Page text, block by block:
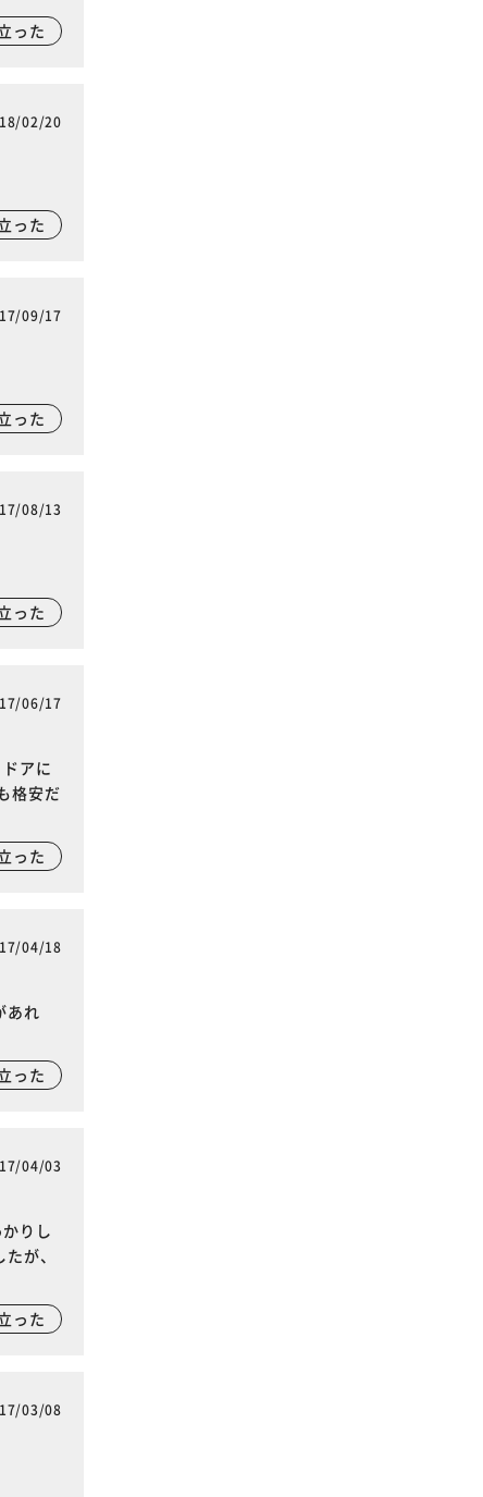
った
02/20
った
09/17
った
08/13
った
06/17
アに
格安だ
った
04/18
あれ
った
04/03
りし
が、
った
03/08